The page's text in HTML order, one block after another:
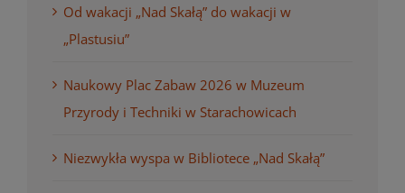
Od wakacji „Nad Skałą” do wakacji w
„Plastusiu”
Naukowy Plac Zabaw 2026 w Muzeum
Przyrody i Techniki w Starachowicach
Niezwykła wyspa w Bibliotece „Nad Skałą”